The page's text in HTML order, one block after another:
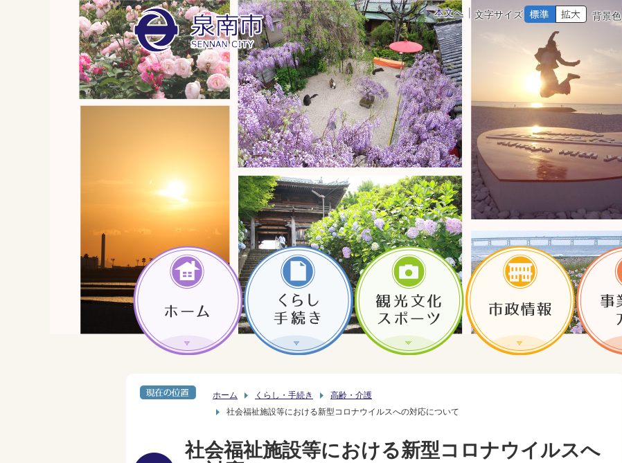
本文へ 文字サイズ 背景色
ホーム くらし・手続き
高齢・介護
社会福祉施設等における新型コロナウイルスへの対応について
社会福祉施設等における新型コロナウイルスへ